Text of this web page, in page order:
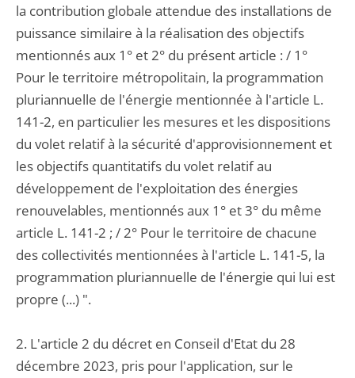
la contribution globale attendue des installations de
puissance similaire à la réalisation des objectifs
mentionnés aux 1° et 2° du présent article : / 1°
Pour le territoire métropolitain, la programmation
pluriannuelle de l'énergie mentionnée à l'article L.
141-2, en particulier les mesures et les dispositions
du volet relatif à la sécurité d'approvisionnement et
les objectifs quantitatifs du volet relatif au
développement de l'exploitation des énergies
renouvelables, mentionnés aux 1° et 3° du même
article L. 141-2 ; / 2° Pour le territoire de chacune
des collectivités mentionnées à l'article L. 141-5, la
programmation pluriannuelle de l'énergie qui lui est
propre (...) ".
2. L'article 2 du décret en Conseil d'Etat du 28
décembre 2023, pris pour l'application, sur le